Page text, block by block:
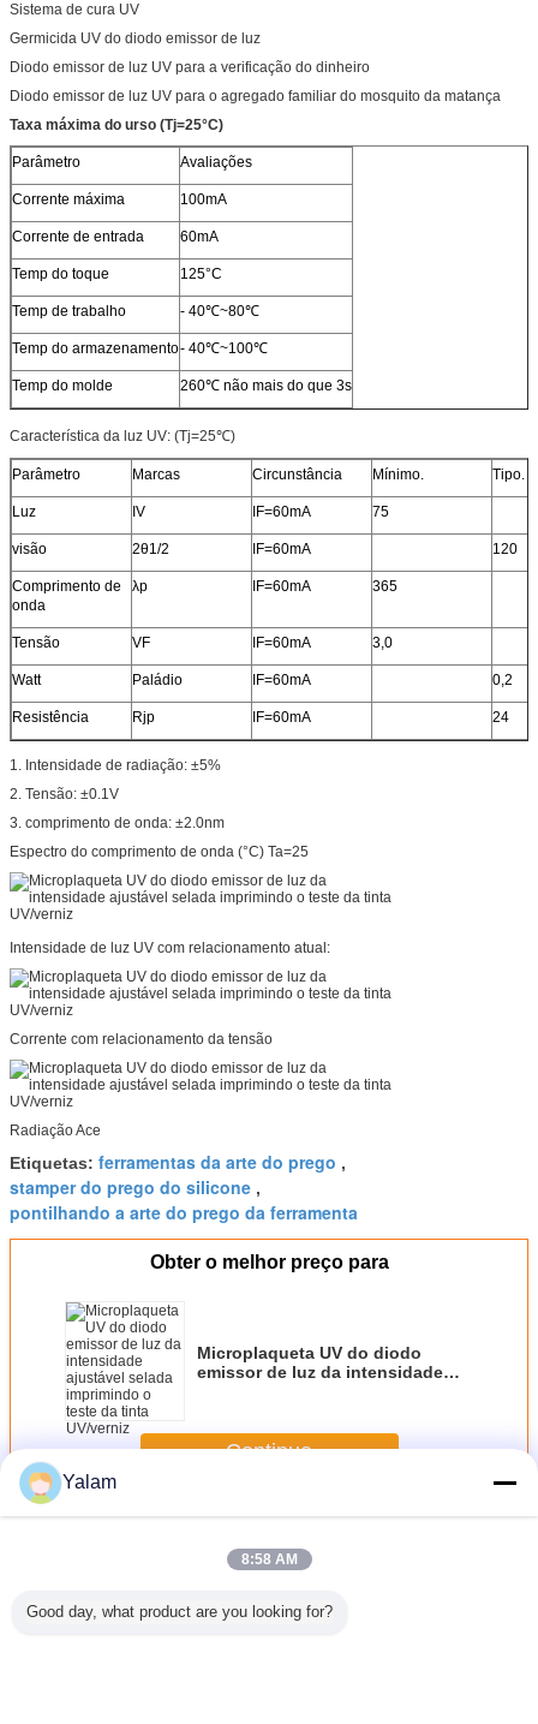
Sistema de cura UV
Germicida UV do diodo emissor de luz
Diodo emissor de luz UV para a verificação do dinheiro
Diodo emissor de luz UV para o agregado familiar do mosquito da matança
Taxa máxima do urso (Tj=25°C)
Parâmetro Avaliações
Corrente máxima 100mA
Corrente de entrada 60mA
Temp do toque 125°C
Temp de trabalho ‐ 40℃~80℃
Temp do armazenamento‐ 40℃~100℃
Temp do molde 260℃ não mais do que 3s
Característica da luz UV: (Tj=25℃)
Parâmetro Marcas Circunstância Mínimo. Tipo.
Luz IV IF=60mA 75
visão 2θ1/2 IF=60mA 120
Comprimento de
onda
λp IF=60mA 365
Tensão VF IF=60mA 3,0
Watt Paládio IF=60mA 0,2
Resistência Rjp IF=60mA 24
1. Intensidade de radiação: ±5%
2. Tensão: ±0.1V
3. comprimento de onda: ±2.0nm
Espectro do comprimento de onda (°C) Ta=25
Intensidade de luz UV com relacionamento atual:
Corrente com relacionamento da tensão
Radiação Ace
Etiquetas: ferramentas da arte do prego ,
stamper do prego do silicone ,
pontilhando a arte do prego da ferramenta
Obter o melhor preço para
Microplaqueta UV do diodo
emissor de luz da intensidade
Continue
MaisFerramentas da arte do prego
Yalam
8:58 AM
Good day, what product are you looking for?